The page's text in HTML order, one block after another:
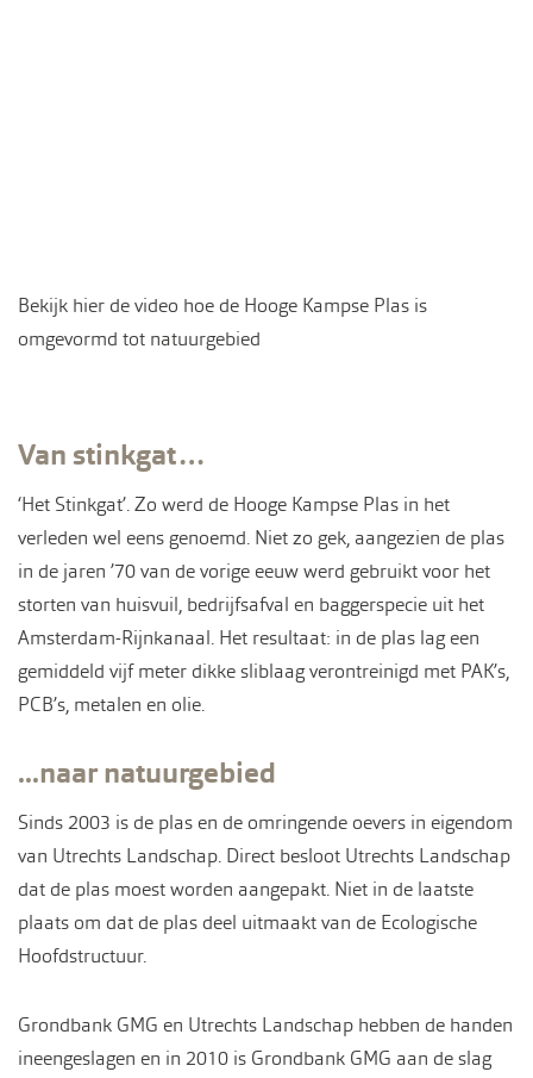
Bekijk hier de video hoe de Hooge Kampse Plas is
omgevormd tot natuurgebied
Van stinkgat…
‘Het Stinkgat’. Zo werd de Hooge Kampse Plas in het
verleden wel eens genoemd. Niet zo gek, aangezien de plas
in de jaren ’70 van de vorige eeuw werd gebruikt voor het
storten van huisvuil, bedrijfsafval en baggerspecie uit het
Amsterdam-Rijnkanaal. Het resultaat: in de plas lag een
gemiddeld vijf meter dikke sliblaag verontreinigd met PAK’s,
PCB’s, metalen en olie.
...naar natuurgebied
Sinds 2003 is de plas en de omringende oevers in eigendom
van Utrechts Landschap. Direct besloot Utrechts Landschap
dat de plas moest worden aangepakt. Niet in de laatste
plaats om dat de plas deel uitmaakt van de Ecologische
Hoofdstructuur.
Grondbank GMG en Utrechts Landschap hebben de handen
ineengeslagen en in 2010 is Grondbank GMG aan de slag